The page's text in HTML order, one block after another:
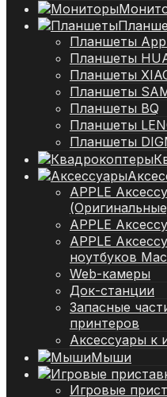
Планшеты
Планшеты
Планшеты
Планшеты
Планшеты BQ
Планшеты
Планшеты
APPLE
APPLE
APPLE
ноутбуков
Web-камеры
Док-станции
Запасные
принтеров
Аксессуары к
Мыши
Игровые